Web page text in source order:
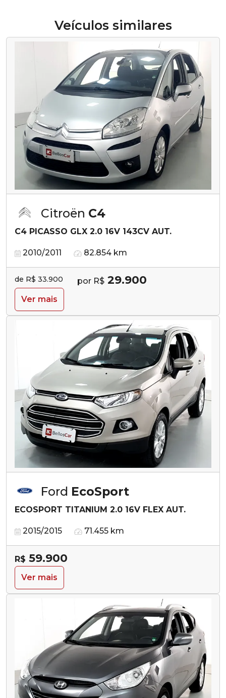
Veículos similares
Citroën C4
C4 PICASSO GLX 2.0 16V 143CV AUT.
2010/2011 82.854 km
de R$ 33.900 por R$ 29.900
Ver mais
Ford EcoSport
ECOSPORT TITANIUM 2.0 16V FLEX AUT.
2015/2015 71.455 km
R$ 59.900
Ver mais